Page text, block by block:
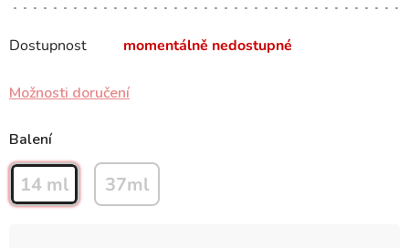
Dostupnost momentálně nedostupné
Možnosti doručení
Balení
14 ml 37ml